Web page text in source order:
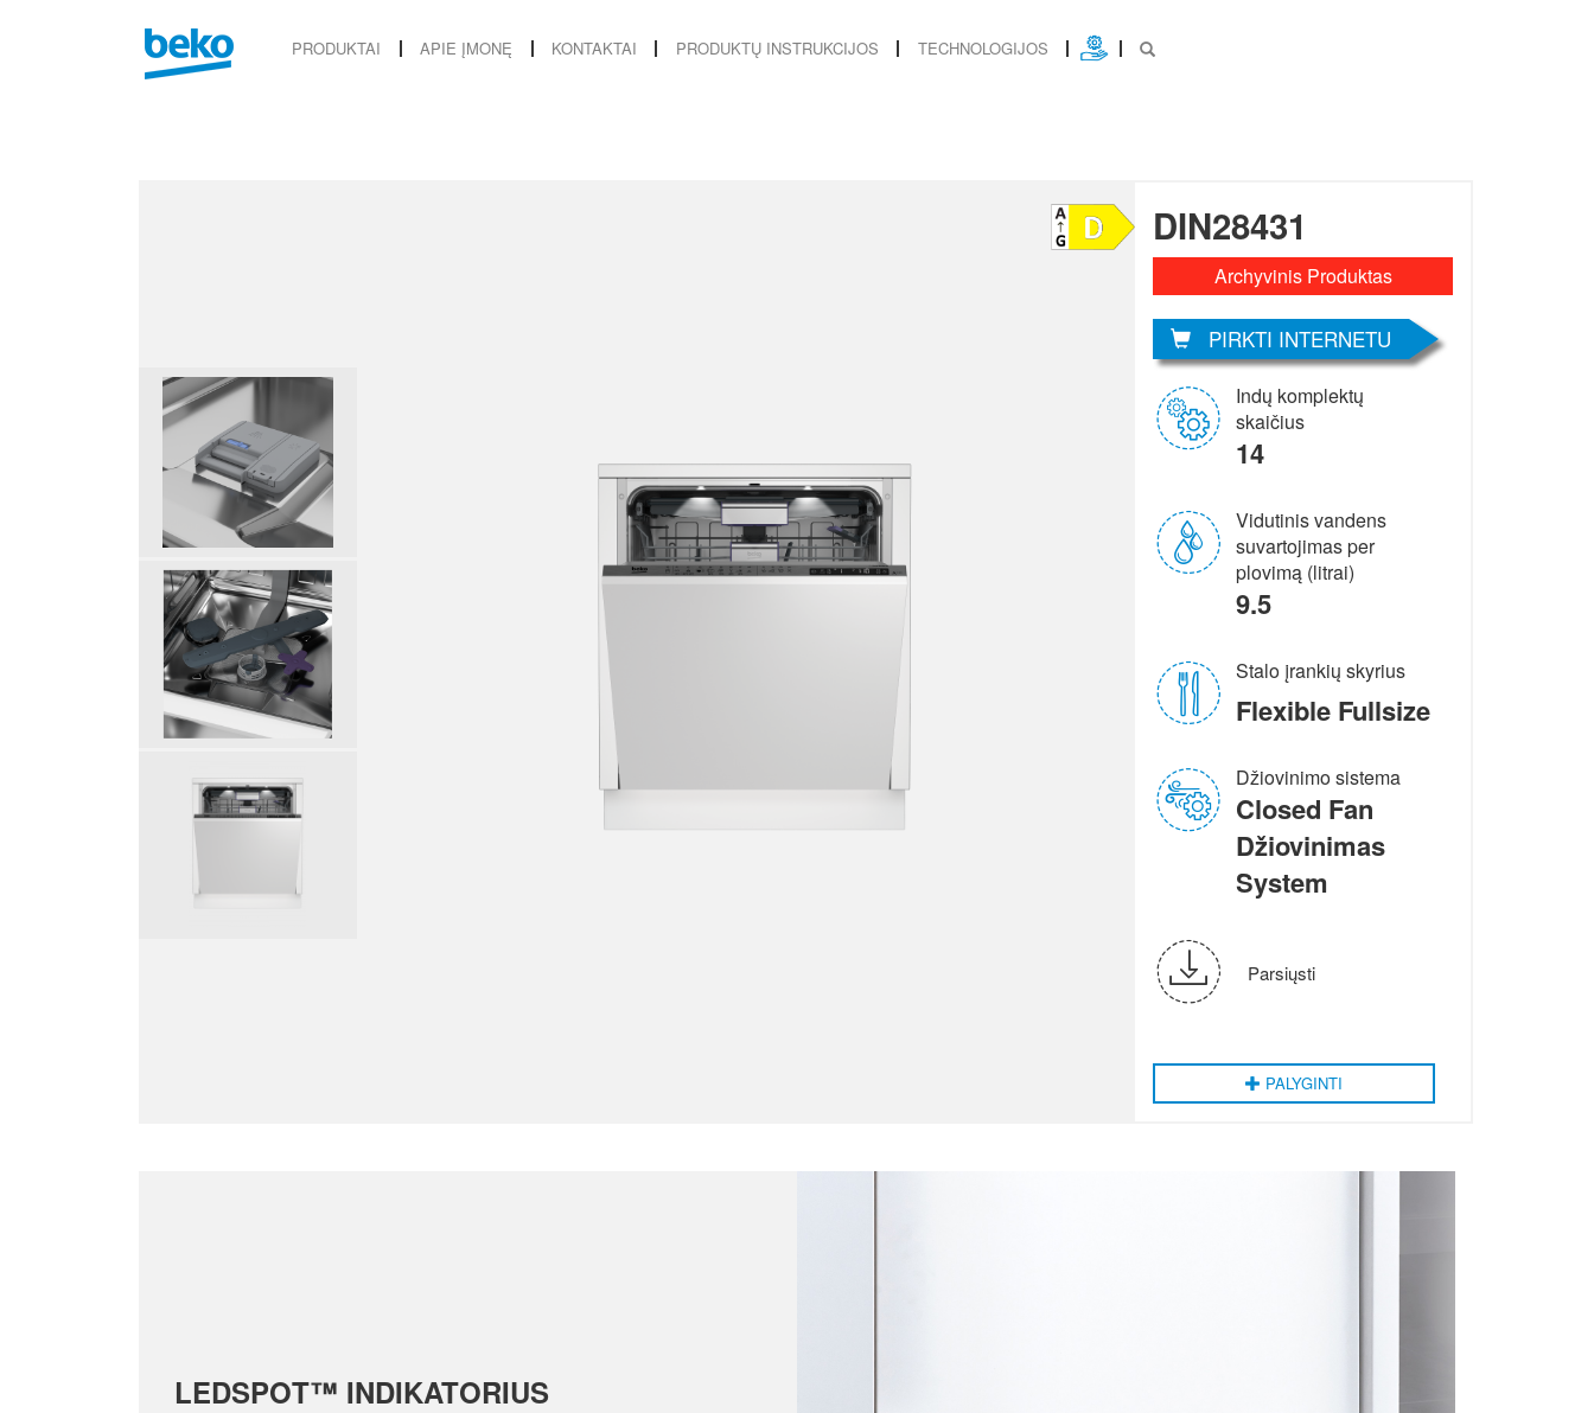
PRODUKTAI APIE ĮMONĘ KONTAKTAI PRODUKTŲ INSTRUKCIJOS TECHNOLOGIJOS
DIN28431
Archyvinis Produktas
PIRKTI INTERNETU
Indų komplektų
skaičius
14
Vidutinis vandens
suvartojimas per
plovimą (litrai)
9.5
Stalo įrankių skyrius
Flexible Fullsize
Džiovinimo sistema
Closed Fan
Džiovinimas
System
Parsiųsti
PALYGINTI
LEDSPOT™ INDIKATORIUS